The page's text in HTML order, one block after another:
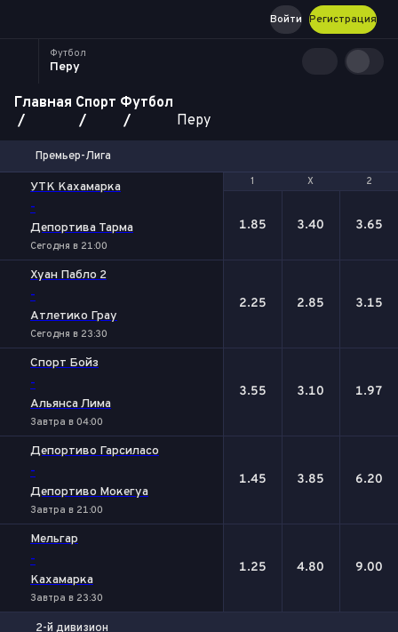
Регистрация
Войти
Футбол
Перу
Главная Спорт Футбол
Перу
Премьер-Лига
1 Х 2
УТК Кахамарка
-
Депортива Тарма
Сегодня в 21:00
1 Х 2
1.85 3.40 3.65
Хуан Пабло 2
-
Атлетико Грау
Сегодня в 23:30
2.25 2.85 3.15
Спорт Бойз
-
Альянса Лима
Завтра в 04:00
3.55 3.10 1.97
Депортиво Гарсиласо
-
Депортиво Мокегуа
Завтра в 21:00
1.45 3.85 6.20
Мельгар
-
Кахамарка
Завтра в 23:30
1.25 4.80 9.00
2-й дивизион